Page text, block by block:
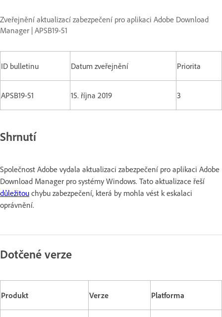
Zveřejnění aktualizací zabezpečení pro aplikaci Adobe Download
Manager | APSB19-51
ID bulletinu Datum zveřejnění Priorita
APSB19-51 15. října 2019 3
Shrnutí
Společnost Adobe vydala aktualizaci zabezpečení pro aplikaci Adobe
Download Manager pro systémy Windows. Tato aktualizace řeší
důležitou chybu zabezpečení, která by mohla vést k eskalaci
oprávnění.
Dotčené verze
Produkt Verze Platforma